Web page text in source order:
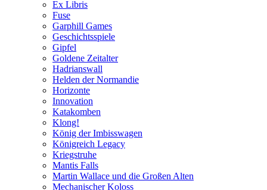
Ex Libris
Fuse
Garphill Games
Geschichtsspiele
Gipfel
Goldene Zeitalter
Hadrianswall
Helden der Normandie
Horizonte
Innovation
Katakomben
Klong!
König der Imbisswagen
Königreich Legacy
Kriegstruhe
Mantis Falls
Martin Wallace und die Großen Alten
Mechanischer Koloss